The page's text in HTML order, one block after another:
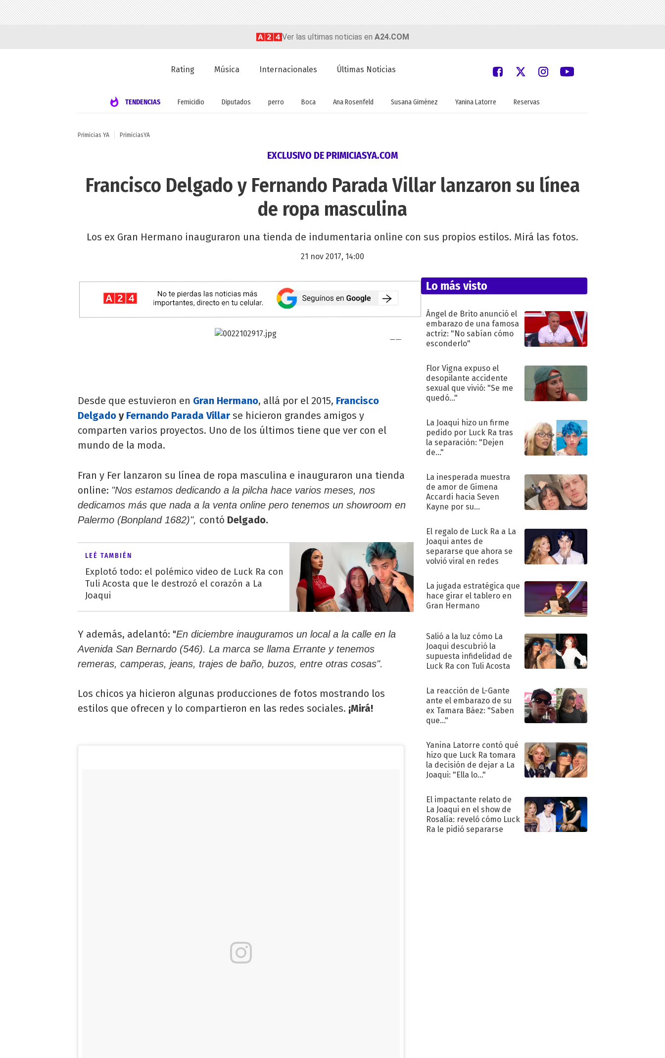
Ver las ultimas noticias en A24.COM
Rating Música Internacionales Últimas Noticias
TENDENCIAS Femicidio Diputados perro Boca Ana Rosenfeld Susana Giménez Yanina Latorre Reservas
Primicias YA PrimiciasYA
EXCLUSIVO DE PRIMICIASYA.COM
Francisco Delgado y Fernando Parada Villar lanzaron su línea
de ropa masculina
Los ex Gran Hermano inauguraron una tienda de indumentaria online con sus propios estilos. Mirá las fotos.
21 nov 2017, 14:00
Desde que estuvieron en Gran Hermano, allá por el 2015, Francisco
Delgado y Fernando Parada Villar se hicieron grandes amigos y
comparten varios proyectos. Uno de los últimos tiene que ver con el
mundo de la moda.
Fran y Fer lanzaron su línea de ropa masculina e inauguraron una tienda
online: "Nos estamos dedicando a la pilcha hace varios meses, nos
dedicamos más que nada a la venta online pero tenemos un showroom en
Palermo (Bonpland 1682)", contó Delgado.
LEÉ TAMBIÉN
Explotó todo: el polémico video de Luck Ra con
Tuli Acosta que le destrozó el corazón a La
Joaqui
Y además, adelantó: "En diciembre inauguramos un local a la calle en la
Avenida San Bernardo (546). La marca se llama Errante y tenemos
remeras, camperas, jeans, trajes de baño, buzos, entre otras cosas".
Los chicos ya hicieron algunas producciones de fotos mostrando los
estilos que ofrecen y lo compartieron en las redes sociales. ¡Mirá!
Lo más visto
Ángel de Brito anunció el
embarazo de una famosa
actriz: "No sabían cómo
esconderlo"
Flor Vigna expuso el
desopilante accidente
sexual que vivió: "Se me
quedó..."
La Joaqui hizo un firme
pedido por Luck Ra tras
la separación: "Dejen
de..."
La inesperada muestra
de amor de Gimena
Accardi hacia Seven
Kayne por su
El regalo de Luck Ra a La
Joaqui antes de
separarse que ahora se
volvió viral en redes
La jugada estratégica que
hace girar el tablero en
Gran Hermano
Salió a la luz cómo La
Joaqui descubrió la
supuesta infidelidad de
Luck Ra con Tuli Acosta
La reacción de L-Gante
ante el embarazo de su
ex Tamara Báez: "Saben
que..."
Yanina Latorre contó qué
hizo que Luck Ra tomara
la decisión de dejar a La
Joaqui: "Ella lo..."
El impactante relato de
La Joaqui en el show de
Rosalía: reveló cómo Luck
Ra le pidió separarse